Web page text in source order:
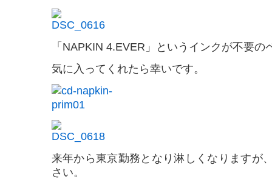
「NAPKIN 4.EVER」というインクが不要の
気に入ってくれたら幸いです。
来年から東京勤務となり淋しくなりますが
さい。